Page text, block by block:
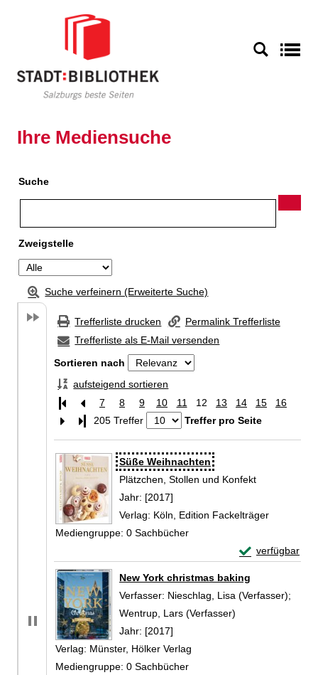
Ihre Mediensuche
Suche
Zweigstelle
Suche verfeinern (Erweiterte Suche)
Trefferliste drucken
Permalink Trefferliste
Trefferliste als E-Mail versenden
Sortieren nach
aufsteigend sortieren
7
8 9 10 11 12 13 14 15
16
Letzte Seite
205 Treffer Treffer pro Seite
Suchergebnis
Zu den Suchfiltern springen
Süße Weihnachten
Plätzchen, Stollen und Konfekt
Suche nach diesem Verfasser
Jahr: [2017]
Verlag: Köln, Edition Fackelträger
Mediengruppe: 0 Sachbücher
verfügbar
Exemplar-
New York christmas baking
Verfasser: Nieschlag, Lisa (Verfasser);
Wentrup, Lars (Verfasser)
Jahr: [2017]
Verlag: Münster, Hölker Verlag
Mediengruppe: 0 Sachbücher